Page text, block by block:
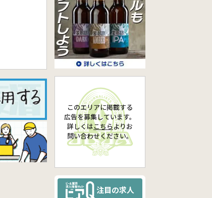
このエリアに掲載する
広告を募集しています。
詳しくは こちらより お
問い合わせください。
注目の求人